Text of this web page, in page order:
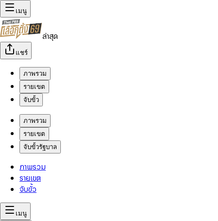
เมนู
ล่าสุด
แชร์
ภาพรวม
รายเขต
จับขั้ว
ภาพรวม
รายเขต
จับขั้วรัฐบาล
ภาพรวม
รายเขต
จับขั้ว
เมนู